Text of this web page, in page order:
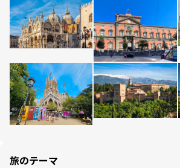
旅のテーマ